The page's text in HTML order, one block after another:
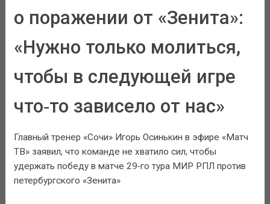
о поражении от «Зенита»:
«Нужно только молиться,
чтобы в следующей игре
что‑то зависело от нас»
Главный тренер «Сочи» Игорь Осинькин в эфире «Матч
ТВ» заявил, что команде не хватило сил, чтобы
удержать победу в матче 29‑го тура МИР РПЛ против
петербургского «Зенита»